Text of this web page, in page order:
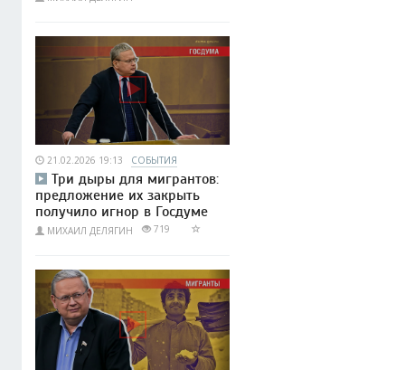
21.02.2026 19:13 СОБЫТИЯ
Три дыры для мигрантов:
предложение их закрыть
получило игнор в Госдуме
МИХАИЛ ДЕЛЯГИН 719